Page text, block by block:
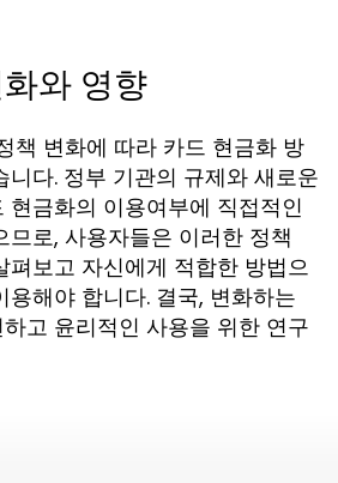
와 영향
책 변화에 따라 카드 현금화 방
니다. 정부 기관의 규제와 새로운
현금화의 이용여부에 직접적인
므로, 사용자들은 이러한 정책
펴보고 자신에게 적합한 방법으
용해야 합니다. 결국, 변화하는
고 윤리적인 사용을 위한 연구